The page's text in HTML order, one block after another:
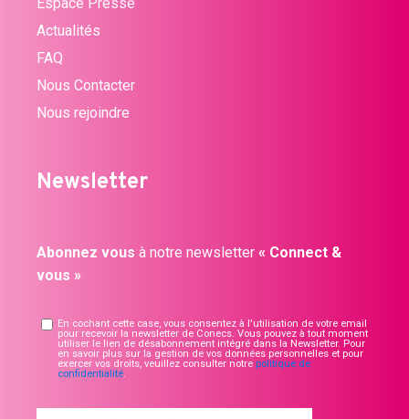
Actualités
FAQ
Nous Contacter
Nous rejoindre
Newsletter
Abonnez vous à notre newsletter « Connect &
vous »
En cochant cette case, vous consentez à l'utilisation de votre email
pour recevoir la newsletter de Conecs. Vous pouvez à tout moment
utiliser le lien de désabonnement intégré dans la Newsletter. Pour
en savoir plus sur la gestion de vos données personnelles et pour
exercer vos droits, veuillez consulter notre politique de
confidentialité